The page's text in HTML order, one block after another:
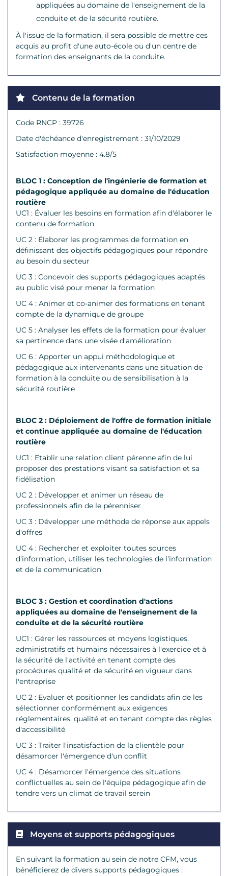
appliquées au domaine de l'enseignement de la
conduite et de la sécurité routière.
À l'issue de la formation, il sera possible de mettre ces
acquis au profit d'une auto-école ou d'un centre de
formation des enseignants de la conduite.
Contenu de la formation
Code RNCP : 39726
Date d'échéance d'enregistrement : 31/10/2029
Satisfaction moyenne : 4.8/5
BLOC 1 : Conception de l'ingénierie de formation et
pédagogique appliquée au domaine de l'éducation
routière
UC1 : Évaluer les besoins en formation afin d'élaborer le
contenu de formation
UC 2 : Élaborer les programmes de formation en
définissant des objectifs pédagogiques pour répondre
au besoin du secteur
UC 3 : Concevoir des supports pédagogiques adaptés
au public visé pour mener la formation
UC 4 : Animer et co-animer des formations en tenant
compte de la dynamique de groupe
UC 5 : Analyser les effets de la formation pour évaluer
sa pertinence dans une visée d'amélioration
UC 6 : Apporter un appui méthodologique et
pédagogique aux intervenants dans une situation de
formation à la conduite ou de sensibilisation à la
sécurité routière
BLOC 2 : Déploiement de l'offre de formation initiale
et continue appliquée au domaine de l'éducation
routière
UC1 : Etablir une relation client pérenne afin de lui
proposer des prestations visant sa satisfaction et sa
fidélisation
UC 2 : Développer et animer un réseau de
professionnels afin de le pérenniser
UC 3 : Développer une méthode de réponse aux appels
d'offres
UC 4 : Rechercher et exploiter toutes sources
d'information, utiliser les technologies de l'information
et de la communication
BLOC 3 : Gestion et coordination d'actions
appliquées au domaine de l'enseignement de la
conduite et de la sécurité routière
UC1 : Gérer les ressources et moyens logistiques,
administratifs et humains nécessaires à l'exercice et à
la sécurité de l'activité en tenant compte des
procédures qualité et de sécurité en vigueur dans
l'entreprise
UC 2 : Evaluer et positionner les candidats afin de les
sélectionner conformément aux exigences
réglementaires, qualité et en tenant compte des règles
d'accessibilité
UC 3 : Traiter l'insatisfaction de la clientèle pour
désamorcer l'émergence d'un conflit
UC 4 : Désamorcer l'émergence des situations
conflictuelles au sein de l'équipe pédagogique afin de
tendre vers un climat de travail serein
Moyens et supports pédagogiques
En suivant la formation au sein de notre CFM, vous
bénéficierez de divers supports pédagogiques :